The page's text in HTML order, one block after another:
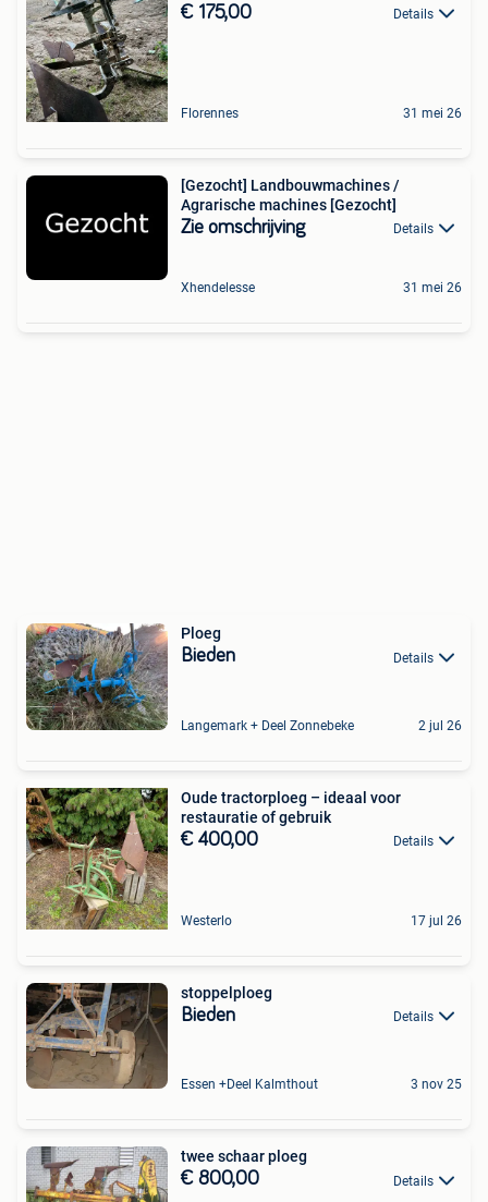
€ 175,00 Details
Florennes 31 mei 26
[Gezocht] Landbouwmachines /
Agrarische machines [Gezocht]
Zie omschrijving Details
Xhendelesse 31 mei 26
Ploeg
Bieden Details
Langemark + Deel Zonnebeke 2 jul 26
Oude tractorploeg – ideaal voor
restauratie of gebruik
€ 400,00 Details
Westerlo 17 jul 26
stoppelploeg
Bieden Details
Essen +Deel Kalmthout 3 nov 25
twee schaar ploeg
€ 800,00 Details